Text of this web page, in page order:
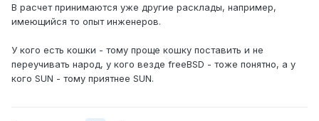
В расчет принимаются уже другие расклады, например,
имеющийся то опыт инженеров.
У кого есть кошки - тому проще кошку поставить и не
переучивать народ, у кого везде freeBSD - тоже понятно, а у
кого SUN - тому приятнее SUN.